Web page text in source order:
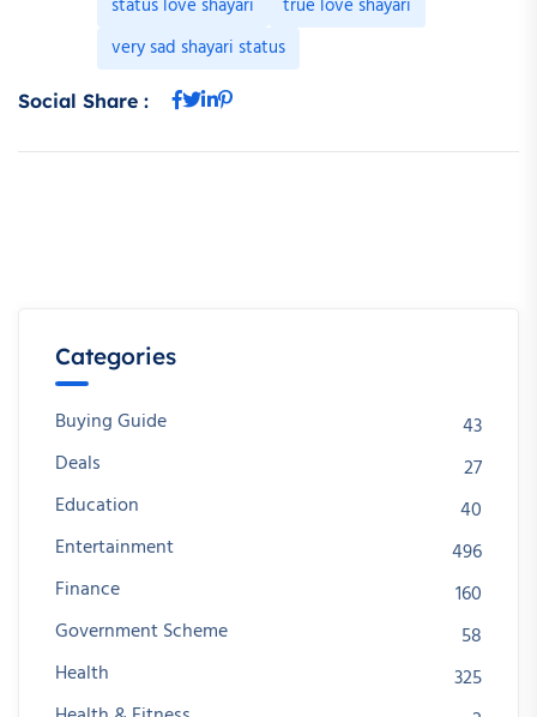
status love shayari
true love shayari
very sad shayari status
Social Share :
Categories
Buying Guide
43
Deals
27
Education
40
Entertainment
496
Finance
160
Government Scheme
58
Health
325